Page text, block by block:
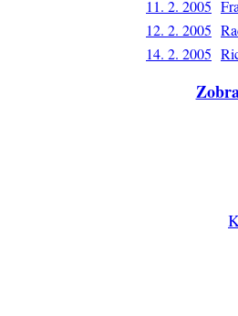
11. 2. 2005
12. 2. 2005
14. 2. 2005